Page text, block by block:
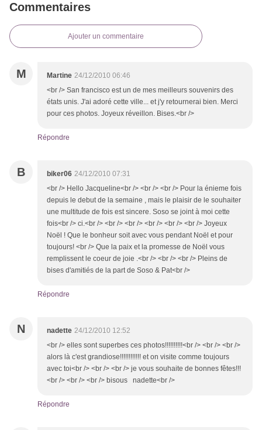
Commentaires
Ajouter un commentaire
M Martine 24/12/2010 06:46
<br /> San francisco est un de mes meilleurs souvenirs des
états unis. J'ai adoré cette ville... et j'y retournerai bien. Merci
pour ces photos. Joyeux réveillon. Bises.<br />
Répondre
B biker06 24/12/2010 07:31
<br /> Hello Jacqueline<br /> <br /> <br /> Pour la énieme fois
depuis le debut de la semaine , mais le plaisir de le souhaiter
une multitude de fois est sincere. Soso se joint à moi cette
fois<br /> ci.<br /> <br /> <br /> <br /> <br /> <br /> Joyeux
Noël ! Que le bonheur soit avec vous pendant Noël et pour
toujours! <br /> Que la paix et la promesse de Noël vous
remplissent le coeur de joie .<br /> <br /> <br /> Pleins de
bises d'amitiés de la part de Soso & Pat<br />
Répondre
N nadette 24/12/2010 12:52
<br /> elles sont superbes ces photos!!!!!!!!!!<br /> <br /> <br />
alors là c'est grandiose!!!!!!!!!!!! et on visite comme toujours
avec toi<br /> <br /> <br /> je vous souhaite de bonnes fêtes!!!
<br /> <br /> <br /> bisous nadette<br />
Répondre